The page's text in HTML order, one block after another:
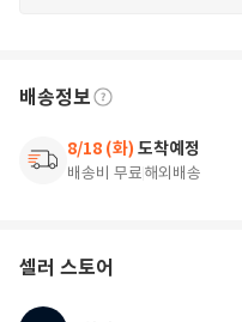
배송정보
8/18 (화) 도착예정
배송비 무료해외배송
셀러 스토어